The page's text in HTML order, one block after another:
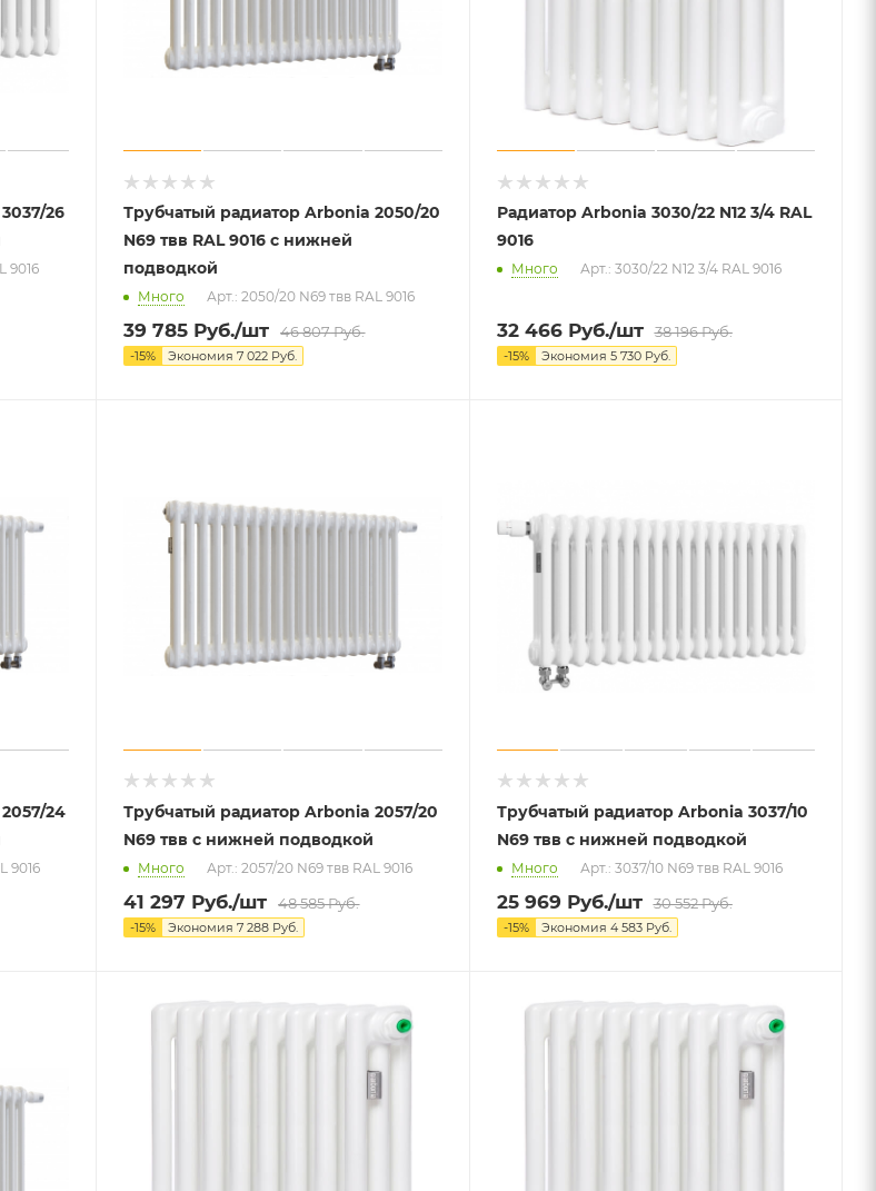
26
9016
Трубчатый радиатор Arbonia 2050/20
N69 твв RAL 9016 с нижней
подводкой
Много Арт.: 2050/20 N69 твв RAL 9016
39 785 Руб./шт 46 807Руб.
-15% Экономия7 022 Руб.
Радиатор Arbonia 3030/22 N12 3/4 RAL
9016
Много Арт.: 3030/22 N12 3/4 RAL 9016
32 466Руб./шт 38 196Руб.
-15% Экономия 5 730Руб.
24
9016
Трубчатый радиатор Arbonia 2057/20
N69 твв с нижней подводкой
Много Арт.: 2057/20 N69 твв RAL 9016
41 297 Руб./шт 48 585Руб.
-15% Экономия7 288 Руб.
Трубчатый радиатор Arbonia 3037/10
N69 твв с нижней подводкой
Много Арт.: 3037/10 N69 твв RAL 9016
25 969Руб./шт 30 552Руб.
-15% Экономия 4 583Руб.